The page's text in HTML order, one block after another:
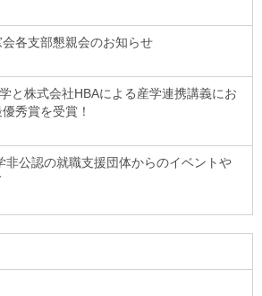
各支部懇親会のお知らせ
と株式会社HBAによる産学連携講義にお
秀賞を受賞！
非公認の就職支援団体からのイベントや